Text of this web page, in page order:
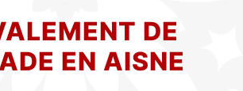
DE
EN AISNE